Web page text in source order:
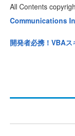
All Contents
Communications
開発者必携！VBAス